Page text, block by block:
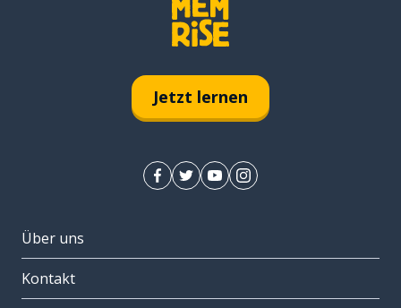
Jetzt lernen
Über uns
Kontakt